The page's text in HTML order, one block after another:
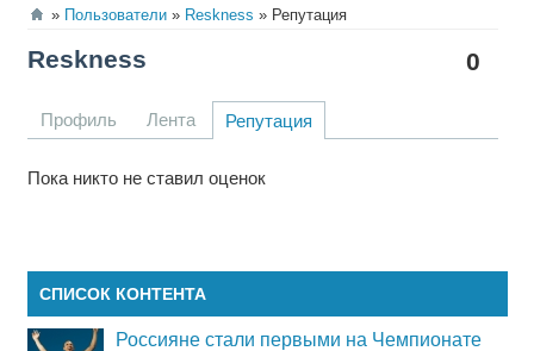
Пользователи Reskness Репутация
0
Reskness
Профиль Лента Репутация
Пока никто не ставил оценок
СПИСОК КОНТЕНТА
Россияне стали первыми на Чемпионате